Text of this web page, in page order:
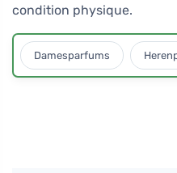
condition physique.
Damesparfums